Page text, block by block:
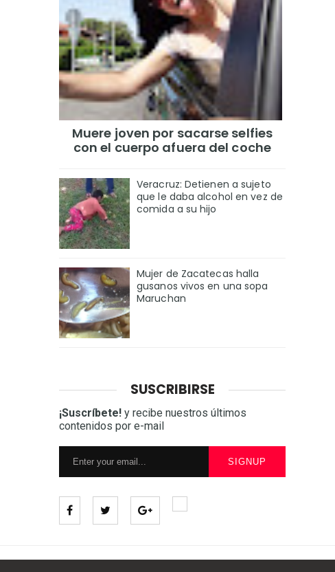
Muere joven por sacarse selfies
con el cuerpo afuera del coche
Veracruz: Detienen a sujeto
que le daba alcohol en vez de
comida a su hijo
Mujer de Zacatecas halla
gusanos vivos en una sopa
Maruchan
SUSCRIBIRSE
¡Suscríbete! y recibe nuestros últimos
contenidos por e-mail